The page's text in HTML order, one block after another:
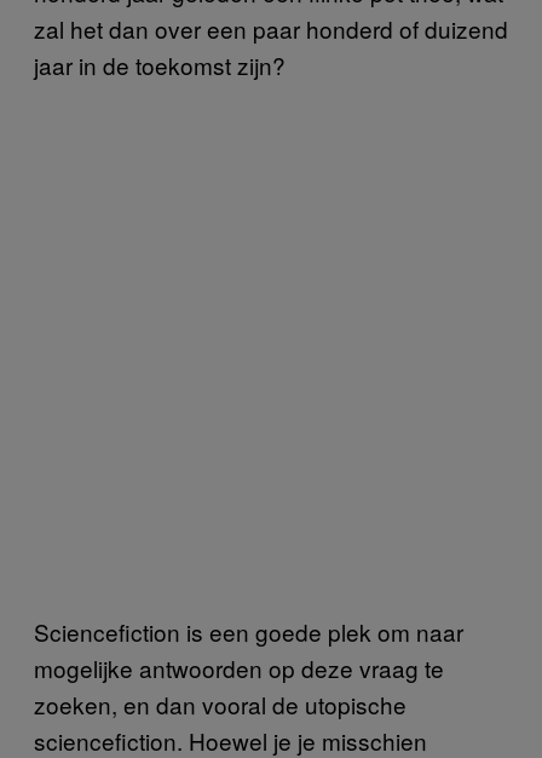
zal het dan over een paar honderd of duizend
jaar in de toekomst zijn?
Sciencefiction is een goede plek om naar
mogelijke antwoorden op deze vraag te
zoeken, en dan vooral de utopische
sciencefiction. Hoewel je je misschien